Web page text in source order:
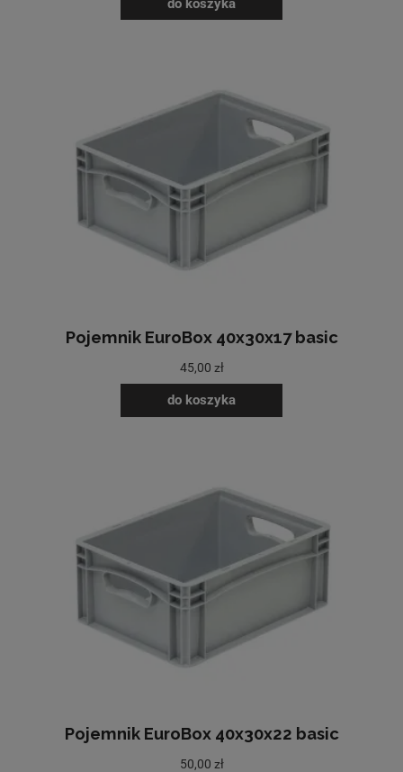
do koszyka
Pojemnik EuroBox 40x30x17 basic
45,00 zł
do koszyka
Pojemnik EuroBox 40x30x22 basic
50,00 zł